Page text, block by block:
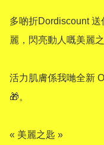
多啲折Dordiscount
麗，閃亮動人嘅美麗之
活力肌膚係我哋全新
🎁。
« 美麗之匙 »